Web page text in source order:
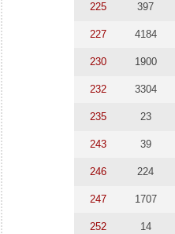
225 397
227 4184
230 1900
232 3304
235 23
243 39
246 224
247 1707
252 14